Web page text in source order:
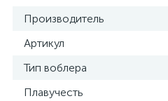
Производитель
Артикул
Тип воблера
Плавучесть